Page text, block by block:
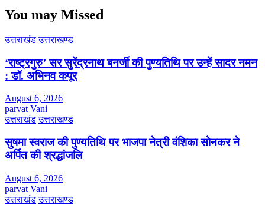
You may Missed
उत्तराखंड उत्तराखण्ड
‘राष्ट्रगुरु’ सर सुरेंद्रनाथ बनर्जी की पुण्यतिथि पर उन्हें सादर नमन
: डॉ. अभिनव कपूर
August 6, 2026
parvat Vani
उत्तराखंड उत्तराखण्ड
सुषमा स्वराज की पुण्यतिथि पर भाजपा नेत्री वंशिका सोनकर ने
अर्पित की श्रद्धांजलि
August 6, 2026
parvat Vani
उत्तराखंड उत्तराखण्ड